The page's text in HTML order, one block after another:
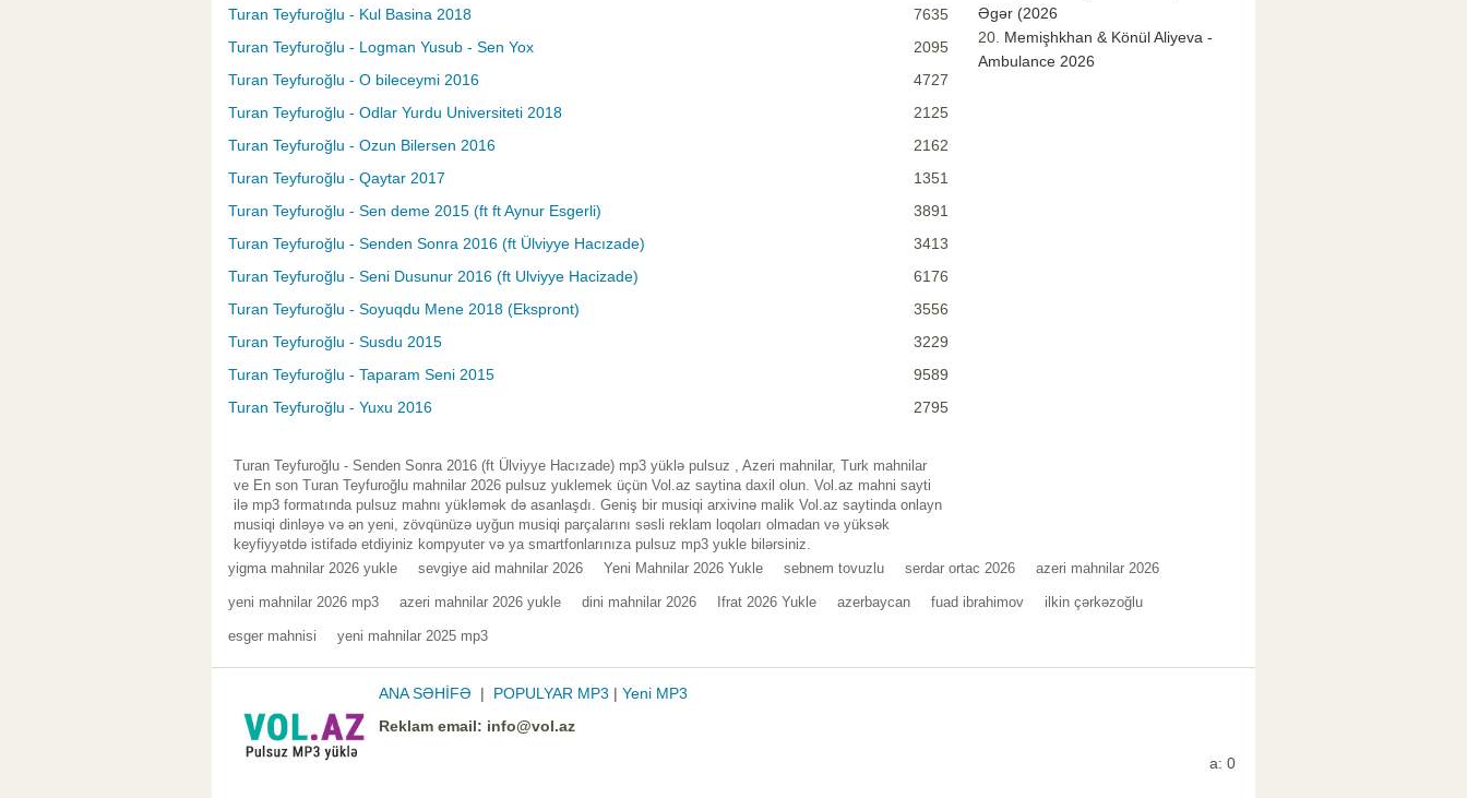
Turan Teyfuroğlu - Kul Basina 2018
7635
Turan Teyfuroğlu - Logman Yusub - Sen Yox
2095
Turan Teyfuroğlu - O bileceymi 2016
4727
Turan Teyfuroğlu - Odlar Yurdu Universiteti 2018
2125
Turan Teyfuroğlu - Ozun Bilersen 2016
2162
Turan Teyfuroğlu - Qaytar 2017
1351
Turan Teyfuroğlu - Sen deme 2015 (ft ft Aynur Esgerli)
3891
Turan Teyfuroğlu - Senden Sonra 2016 (ft Ülviyye Hacızade)
3413
Turan Teyfuroğlu - Seni Dusunur 2016 (ft Ulviyye Hacizade)
6176
Turan Teyfuroğlu - Soyuqdu Mene 2018 (Ekspront)
3556
Turan Teyfuroğlu - Susdu 2015
3229
Turan Teyfuroğlu - Taparam Seni 2015
9589
Turan Teyfuroğlu - Yuxu 2016
2795
Turan Teyfuroğlu - Senden Sonra 2016 (ft Ülviyye Hacızade) mp3 yüklə pulsuz , Azeri mahnilar, Turk mahnilar
ve En son Turan Teyfuroğlu mahnilar 2026 pulsuz yuklemek üçün Vol.az saytina daxil olun. Vol.az mahni sayti
ilə mp3 formatında pulsuz mahnı yükləmək də asanlaşdı. Geniş bir musiqi arxivinə malik Vol.az saytinda onlayn
musiqi dinləyə və ən yeni, zövqünüzə uyğun musiqi parçalarını səsli reklam loqoları olmadan və yüksək
keyfiyyətdə istifadə etdiyiniz kompyuter və ya smartfonlarınıza pulsuz mp3 yukle bilərsiniz.
Əgər (2026
Memişhkhan & Könül Aliyeva -
Ambulance 2026
yigma mahnilar 2026 yukle sevgiye aid mahnilar 2026 Yeni Mahnilar 2026 Yukle sebnem tovuzlu serdar ortac 2026 azeri mahnilar 2026
yeni mahnilar 2026 mp3 azeri mahnilar 2026 yukle dini mahnilar 2026 Ifrat 2026 Yukle azerbaycan fuad ibrahimov ilkin çərkəzoğlu
esger mahnisi yeni mahnilar 2025 mp3
ANA SƏHİFƏ | POPULYAR MP3 | Yeni MP3
Reklam email: info@vol.az
a: 0